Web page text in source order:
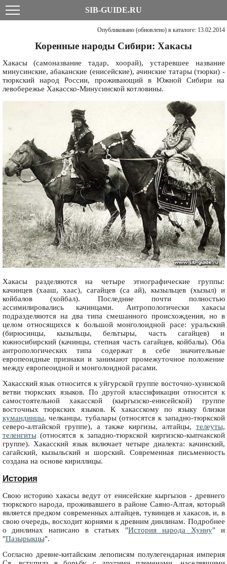
SIB-GUIDE.RU
Опубликовано (обновлено) в каталоге: 13.02.2014
Коренные народы Сибири: Хакасы
Хакасы (самоназвание тадар, хоорай), устаревшее название
минусинские, абаканские (енисейские), ачинские татары (тюрки) -
тюркский народ России, проживающий в Южной Сибири на
левобережье Хакасско-Минусинской котловины.
Хакасы разделяются на четыре этнографические группы:
качинцев (хааш, хаас), сагайцев (са ай), кызыльцев (хызыл) и
койбалов (хойбал). Последние почти полностью
ассимилировались качинцами. Антропологически хакасы
подразделяются на два типа смешанного происхождения, но в
целом относящихся к большой монголоидной расе: уральский
(бирюсинцы, кызыльцы, бельтыры, часть сагайцев) и
южносибирский (качинцы, степная часть сагайцев, койбалы). Оба
антропологических типа содержат в себе значительные
европеоидные признаки и занимают промежуточное положение
между европеоидной и монголоидной расами.
Хакасский язык относится к уйгурской группе восточно-хуннской
ветви тюркских языков. По другой классификации относится к
самостоятельной хакасской (кыргызско-енисейской) группе
восточных тюркских языков. К хакасскому по языку близки
кумандинцы, челканцы, тубалары (относятся к западно-тюркской
северо-алтайской группе), а также киргизы, алтайцы, телеуты,
теленгиты(относятся к западно-тюркской киргизско-кыпчакской
группе). Хакасский язык включает четыре диалекта: качинский,
сагайский, кызыльский и шорский. Современная письменность
создана на основе кириллицы.
История
Свою историю хакасы ведут от енисейские кыргызов - древнего
тюркского народа, проживавшего в районе Саяно-Алтая, который
является предком современных алтайцев, тувинцев и хакасов, и, в
свою очередь, восходит корнями к древним динлинам. Подробнее
о динлинах написано в статьях "История народа Хунну" и
"Пазырыкцы".
Согласно древне-китайским лепописям полулегендарная империя